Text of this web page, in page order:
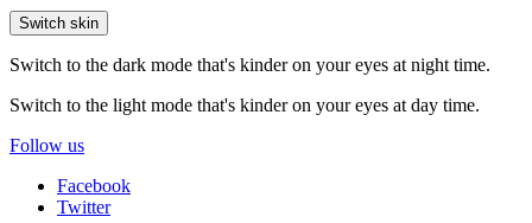
Switch skin
Switch to the dark mode that's kinder on your eyes at night time.
Switch to the light mode that's kinder on your eyes at day time.
Follow us
Facebook
Twitter